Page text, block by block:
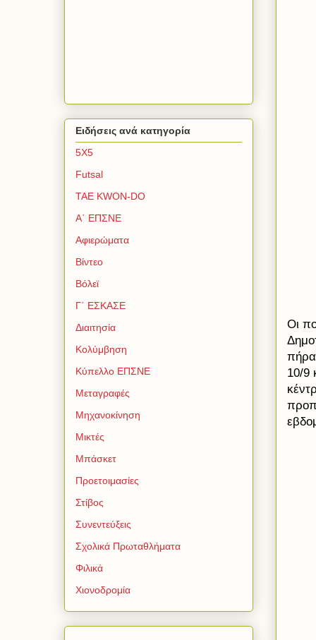
Οι
10/9
Ειδήσεις ανά κατηγορία
5Χ5
Futsal
TAE KWON-DO
Α΄ ΕΠΣΝΕ
Αφιερώματα
Βίντεο
Βόλεϊ
Γ΄ ΕΣΚΑΣΕ
Διαιτησία
Κολύμβηση
Κύπελλο ΕΠΣΝΕ
Μεταγραφές
Μηχανοκίνηση
Μικτές
Μπάσκετ
Προετοιμασίες
Στίβος
Συνεντεύξεις
Σχολικά Πρωταθλήματα
Φιλικά
Χιονοδρομία